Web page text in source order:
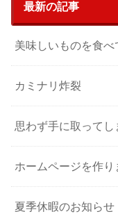
最新の記事
美味しいものを食べ
カミナリ炸裂
思わず手に取ってし
ホームページを作り
夏季休暇のお知らせ